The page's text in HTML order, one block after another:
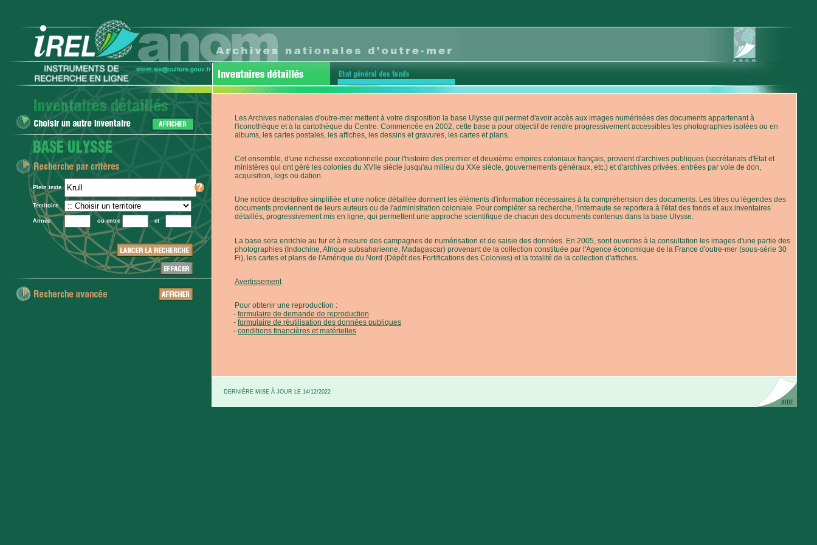
Plein texte
Territoire
Année ou entre et
Les Archives nationales d'outre-mer mettent à votre disposition la base Ulysse qui permet d'avoir accès aux images numérisées des documents appartenant à
l'iconothèque et à la cartothèque du Centre. Commencée en 2002, cette base a pour objectif de rendre progressivement accessibles les photographies isolées ou en
albums, les cartes postales, les affiches, les dessins et gravures, les cartes et plans.
Cet ensemble, d'une richesse exceptionnelle pour l'histoire des premier et deuxième empires coloniaux français, provient d'archives publiques (secrétariats d'Etat et
ministères qui ont géré les colonies du XVIIe siècle jusqu'au milieu du XXe siècle, gouvernements généraux, etc.) et d'archives privées, entrées par voie de don,
acquisition, legs ou dation.
Une notice descriptive simplifiée et une notice détaillée donnent les éléments d'information nécessaires à la compréhension des documents. Les titres ou légendes des
documents proviennent de leurs auteurs ou de l'administration coloniale. Pour compléter sa recherche, l'internaute se reportera à l'état des fonds et aux inventaires
détaillés, progressivement mis en ligne, qui permettent une approche scientifique de chacun des documents contenus dans la base Ulysse.
La base sera enrichie au fur et à mesure des campagnes de numérisation et de saisie des données. En 2005, sont ouvertes à la consultation les images d'une partie des
photographies (Indochine, Afrique subsaharienne, Madagascar) provenant de la collection constituée par l'Agence économique de la France d'outre-mer (sous-série 30
Fi), les cartes et plans de l'Amérique du Nord (Dépôt des Fortifications des Colonies) et la totalité de la collection d'affiches.
Avertissement
Pour obtenir une reproduction :
formulaire de demande de reproduction
formulaire de réutilisation des données publiques
conditions financières et matérielles
DERNIÈRE MISE À JOUR LE 14/12/2022